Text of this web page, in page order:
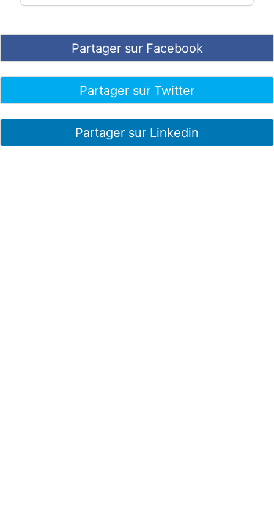
Partager sur Facebook
Partager sur Twitter
Partager sur Linkedin